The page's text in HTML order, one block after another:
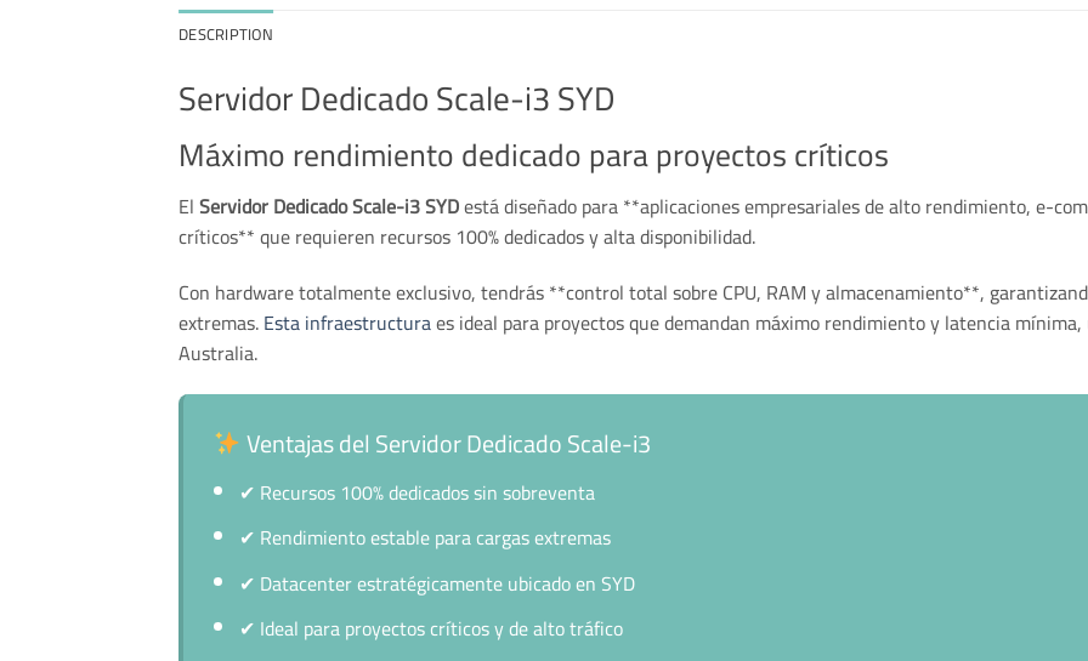
DESCRIPTION
Servidor Dedicado Scale-i3 SYD
Máximo rendimiento dedicado para proyectos críticos
ElServidor Dedicado Scale-i3 SYDestá diseñado para **aplicaciones empresariales de alto rendimiento, e-
críticos** que requieren recursos 100% dedicados y alta disponibilidad.
Con hardware totalmente exclusivo, tendrás **control total sobre CPU, RAM y almacenamiento**,
extremas.Esta infraestructuraes ideal para proyectos que demandan máximo rendimiento y latencia
Australia.
Ventajas del Servidor Dedicado Scale-i3
✔ Recursos 100% dedicados sin sobreventa
✔ Rendimiento estable para cargas extremas
✔ Datacenter estratégicamente ubicado en SYD
✔ Ideal para proyectos críticos y de alto tráfico